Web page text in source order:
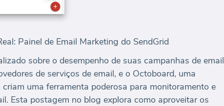
Painel de Email Marketing do SendGrid
sobre o desempenho de suas campanhas de email
de serviços de email, e o Octoboard, uma
uma ferramenta poderosa para monitoramento e
Esta postagem no blog explora como aproveitar os